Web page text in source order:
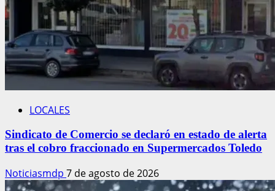
LOCALES
Sindicato de Comercio se declaró en estado de alerta
tras el cobro fraccionado en Supermercados Toledo
Noticiasmdp 7 de agosto de 2026